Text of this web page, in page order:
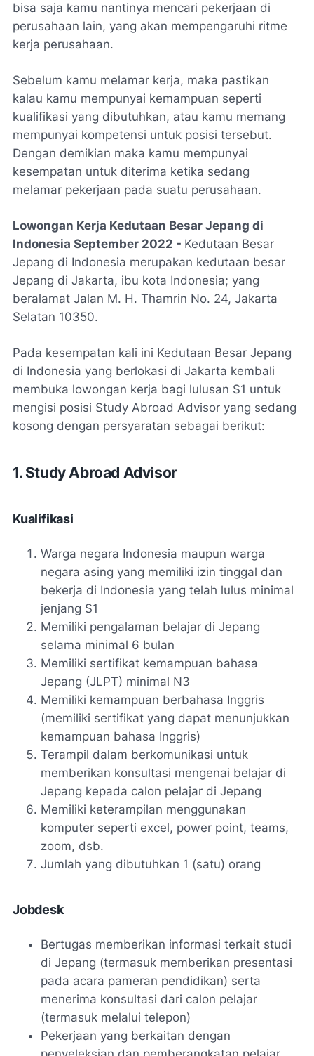
bisa saja kamu nantinya mencari pekerjaan di
perusahaan lain, yang akan mempengaruhi ritme
kerja perusahaan.
Sebelum kamu melamar kerja, maka pastikan
kalau kamu mempunyai kemampuan seperti
kualifikasi yang dibutuhkan, atau kamu memang
mempunyai kompetensi untuk posisi tersebut.
Dengan demikian maka kamu mempunyai
kesempatan untuk diterima ketika sedang
melamar pekerjaan pada suatu perusahaan.
Lowongan Kerja Kedutaan Besar Jepang di
Indonesia September 2022 - Kedutaan Besar
Jepang di Indonesia merupakan kedutaan besar
Jepang di Jakarta, ibu kota Indonesia; yang
beralamat Jalan M. H. Thamrin No. 24, Jakarta
Selatan 10350.
Pada kesempatan kali ini Kedutaan Besar Jepang
di Indonesia yang berlokasi di Jakarta kembali
membuka lowongan kerja bagi lulusan S1 untuk
mengisi posisi Study Abroad Advisor yang sedang
kosong dengan persyaratan sebagai berikut:
1. Study Abroad Advisor
Kualifikasi
Warga negara Indonesia maupun warga
negara asing yang memiliki izin tinggal dan
bekerja di Indonesia yang telah lulus minimal
jenjang S1
Memiliki pengalaman belajar di Jepang
selama minimal 6 bulan
Memiliki sertifikat kemampuan bahasa
Jepang (JLPT) minimal N3
Memiliki kemampuan berbahasa Inggris
(memiliki sertifikat yang dapat menunjukkan
kemampuan bahasa Inggris)
Terampil dalam berkomunikasi untuk
memberikan konsultasi mengenai belajar di
Jepang kepada calon pelajar di Jepang
Memiliki keterampilan menggunakan
komputer seperti excel, power point, teams,
zoom, dsb.
Jumlah yang dibutuhkan 1 (satu) orang
Jobdesk
Bertugas memberikan informasi terkait studi
di Jepang (termasuk memberikan presentasi
pada acara pameran pendidikan) serta
menerima konsultasi dari calon pelajar
(termasuk melalui telepon)
Pekerjaan yang berkaitan dengan